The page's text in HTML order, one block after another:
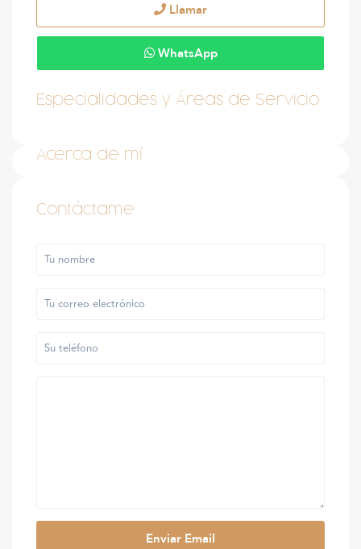
Llamar
WhatsApp
Especialidades y Áreas de Servicio
Acerca de mí
Contáctame